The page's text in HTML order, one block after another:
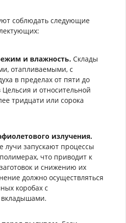
соблюдать следующие
и влажность. Склады
отапливаемыми, с
в пределах от пяти до
Цельсия и относительной
тридцати или сорока
излучения.
запускают процессы
что приводит к
и снижению их
должно осуществляться
коробах с